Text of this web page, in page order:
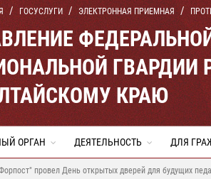
ГОСУСЛУГИ ЭЛЕКТРОННАЯ ПРИЕМНАЯ
ГВАРДИИ
КРАЮ
ОРГАН ДЕЯТЕЛЬНОСТЬ ДЛЯ
провел День открытых дверей для будущих